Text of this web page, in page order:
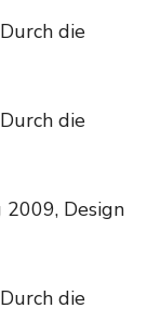
die
die
Design
die